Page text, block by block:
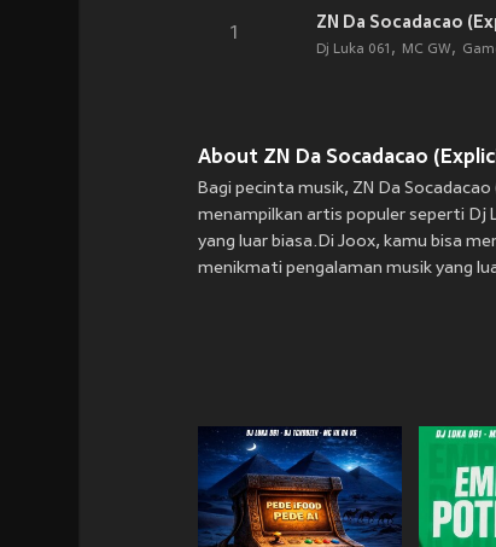
1
ZN Da Socadacao
Dj Luka 061 MC GW
About ZN Da Socadacao
Bagi pecinta musik, ZN Da
menampilkan artis populer seperti Dj
yang luar biasa.Di Joox, kamu bisa
menikmati pengalaman musik yang